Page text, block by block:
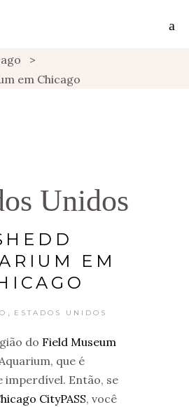
>
em Chicago
Unidos
EM
ESTADOS UNIDOS
do Field Museum
que é
imperdível. Então, se
CityPASS, você